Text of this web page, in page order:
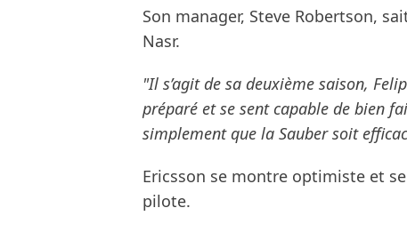
Son manager, Steve Robertson,
Nasr.
"Il s’agit de sa deuxième saison,
préparé et se sent capable de bien
simplement que la Sauber soit
Ericsson se montre optimiste et
pilote.